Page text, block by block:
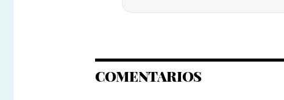
COMENTARIOS